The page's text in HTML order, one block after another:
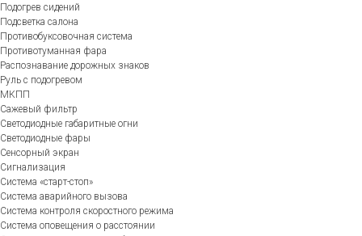
Подогрев сидений
Подсветка салона
Противобуксовочная система
Противотуманная фара
Распознавание дорожных знаков
Руль с подогревом
МКПП
Сажевый фильтр
Светодиодные габаритные огни
Светодиодные фары
Сенсорный экран
Сигнализация
Система «старт-стоп»
Система аварийного вызова
Система контроля скоростного режима
Система оповещения о расстоянии